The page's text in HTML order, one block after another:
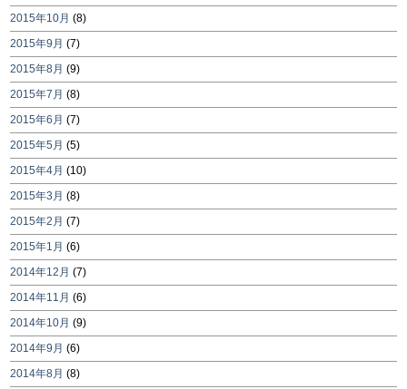
2015年10月 (8)
2015年9月 (7)
2015年8月 (9)
2015年7月 (8)
2015年6月 (7)
2015年5月 (5)
2015年4月 (10)
2015年3月 (8)
2015年2月 (7)
2015年1月 (6)
2014年12月 (7)
2014年11月 (6)
2014年10月 (9)
2014年9月 (6)
2014年8月 (8)